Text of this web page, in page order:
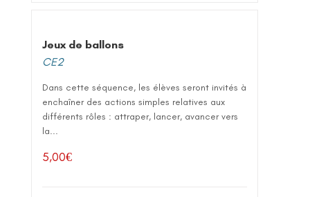
Jeux de ballons
CE2
Dans cette séquence, les élèves seront invités à
enchaîner des actions simples relatives aux
différents rôles : attraper, lancer, avancer vers
la...
5,00€